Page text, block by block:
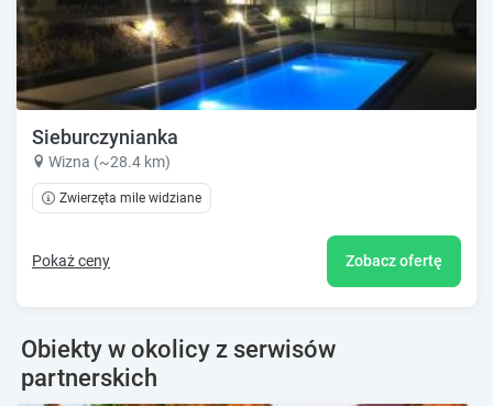
Sieburczynianka
Wizna (~28.4 km)
Zwierzęta mile widziane
Pokaż ceny Zobacz ofertę
Obiekty w okolicy z serwisów
partnerskich